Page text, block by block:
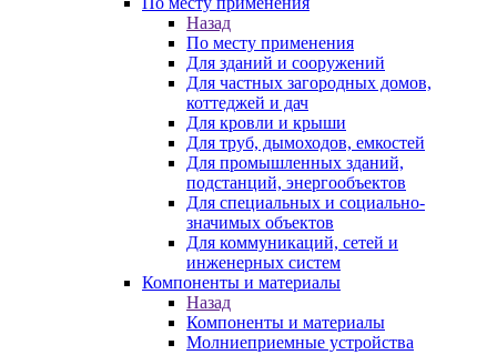
Назад
По месту применения
Для зданий и сооружений
Для частных загородных домов,
коттеджей и дач
Для кровли и крыши
Для труб, дымоходов, емкостей
Для промышленных зданий,
подстанций, энергообъектов
Для специальных и социально-
значимых объектов
Для коммуникаций, сетей и
инженерных систем
Компоненты и материалы
Назад
Компоненты и материалы
Молниеприемные устройства